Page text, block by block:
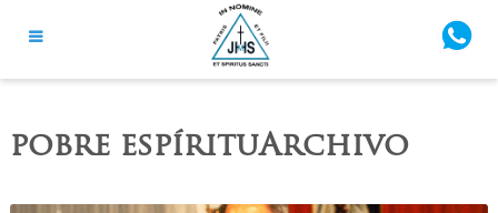
pobre espírituArchivo